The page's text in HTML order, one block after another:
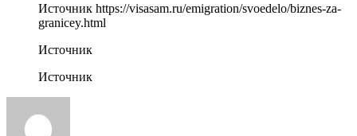
Источник https://visasam.ru/emigration/svoedelo/biznes-za-
granicey.html
Источник
Источник